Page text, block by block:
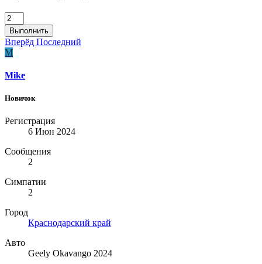
Выполнить
Вперёд Последний
M
Mike
Новичок
Регистрация
6 Июн 2024
Сообщения
2
Симпатии
2
Город
Краснодарский край
Авто
Geely Okavango 2024